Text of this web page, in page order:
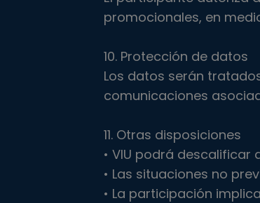
promocionales, en
10. Protección de datos
Los datos serán
comunicaciones
11. Otras disposiciones
• VIU podrá
• Las situaciones no
• La participación